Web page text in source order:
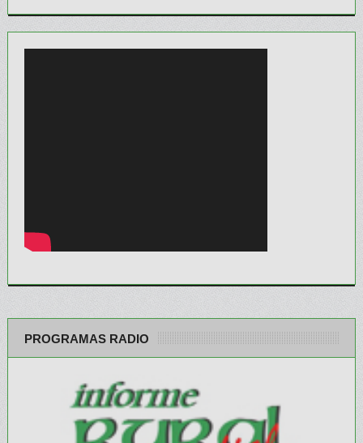
PROGRAMAS RADIO